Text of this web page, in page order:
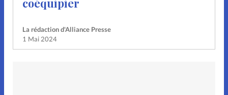
coéquipier
La rédaction d'Alliance Presse
1 Mai 2024